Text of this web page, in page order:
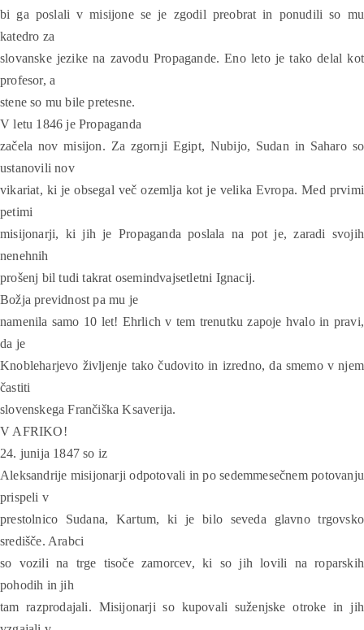
bi ga poslali v misijone se je zgodil preobrat in ponudili so mu
katedro za
slovanske jezike na zavodu Propagande. Eno leto je tako delal kot
profesor, a
stene so mu bile pretesne.
V letu 1846 je Propaganda
začela nov misijon. Za zgornji Egipt, Nubijo, Sudan in Saharo so
ustanovili nov
vikariat, ki je obsegal več ozemlja kot je velika Evropa. Med prvimi
petimi
misijonarji, ki jih je Propaganda poslala na pot je, zaradi svojih
nenehnih
prošenj bil tudi takrat osemindvajsetletni Ignacij.
Božja previdnost pa mu je
namenila samo 10 let! Ehrlich v tem trenutku zapoje hvalo in pravi,
da je
Knobleharjevo življenje tako čudovito in izredno, da smemo v njem
častiti
slovenskega Frančiška Ksaverija.
V AFRIKO!
24. junija 1847 so iz
Aleksandrije misijonarji odpotovali in po sedemmesečnem potovanju
prispeli v
prestolnico Sudana, Kartum, ki je bilo seveda glavno trgovsko
središče. Arabci
so vozili na trge tisoče zamorcev, ki so jih lovili na roparskih
pohodih in jih
tam razprodajali. Misijonarji so kupovali suženjske otroke in jih